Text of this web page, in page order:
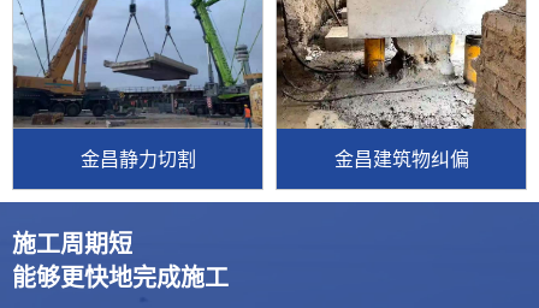
金昌静力切割 金昌建筑物纠偏
施工周期短
能够更快地完成施工